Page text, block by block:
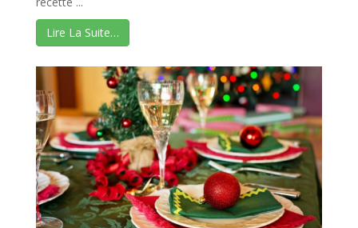
Lire La Suite…